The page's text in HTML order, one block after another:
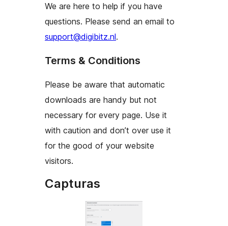
We are here to help if you have
questions. Please send an email to
support@digibitz.nl.
Terms & Conditions
Please be aware that automatic
downloads are handy but not
necessary for every page. Use it
with caution and don’t over use it
for the good of your website
visitors.
Capturas